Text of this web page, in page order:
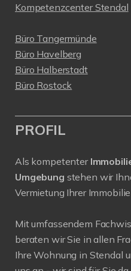
Kompetenzcenter Stendal
Büro Tangermünde
Büro Havelberg
Büro Halberstadt
Büro Rostock
PROFIL
Als kompetenter
Umgebung stehen wir
Vermietung Ihrer Immobilie
Mit umfassendem
beraten wir Sie in allen
Ihre Wohnung in Stendal